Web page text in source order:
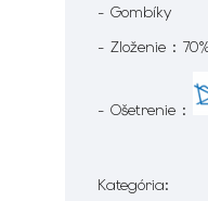
- Gombíky
- Zloženie :
- Ošetrenie :
Kategória: